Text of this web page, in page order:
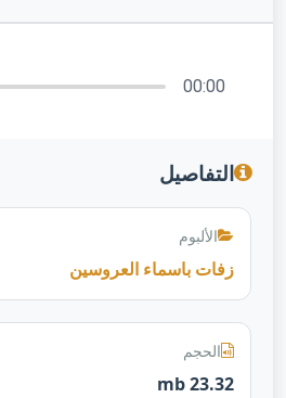
00:00
التفاصيل
الألبوم
زفات باسماء العروسين
الحجم
23.32 mb